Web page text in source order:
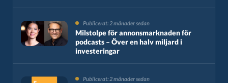
Publicerat: 2 månader sedan
Milstolpe för annonsmarknaden för
podcasts – Över en halv miljard i
investeringar
Publicerat: 2 månader sedan